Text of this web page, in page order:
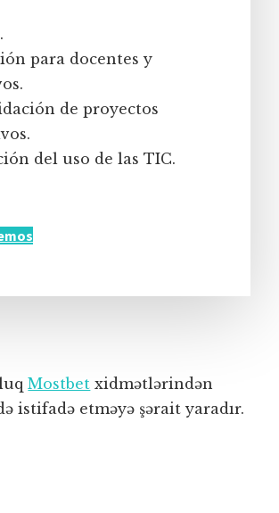
para docentes y
de proyectos
del uso de las TIC.
Mostbet xidmətlərindən
istifadə etməyə şərait yaradır.